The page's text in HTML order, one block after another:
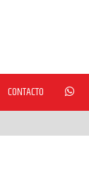
CONTACTO